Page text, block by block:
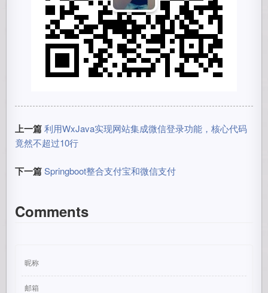
上一篇 利用WxJava实现网站集成微信登录功能，核心代码
竟然不超过10行
下一篇 Springboot整合支付宝和微信支付
Comments